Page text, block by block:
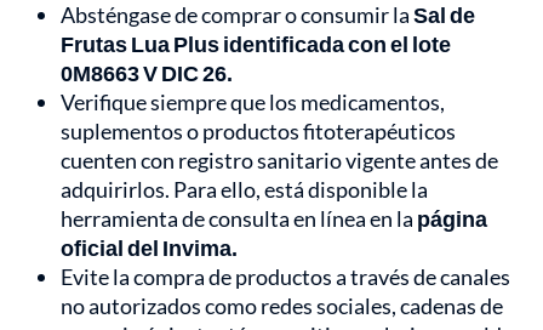
Absténgase de comprar o consumir laSal de
Frutas Lua Plus identificada con el lote
0M8663 V DIC 26.
Verifique siempre que los medicamentos,
suplementos o productos fitoterapéuticos
cuenten con registro sanitario vigente antes de
adquirirlos. Para ello, está disponible la
herramienta de consulta en línea en la página
oficial del Invima.
Evite la compra de productos a través de canales
no autorizados como redes sociales, cadenas de